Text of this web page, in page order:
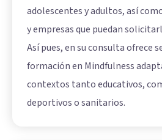
adolescentes y adultos, así
y empresas que puedan
Así pues, en su consulta ofrece
formación en Mindfulness
contextos tanto educativos,
deportivos o sanitarios.